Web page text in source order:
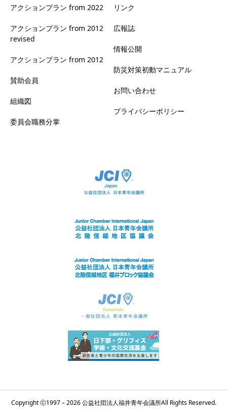
アクションプラン from 2022
アクションプラン from 2012
revised
アクションプラン from 2012
賛助会員
組織図
委員会職務分掌
リンク
広報誌
情報公開
防災対策初動マニュアル
お問い合わせ
プライバシーポリシー
Copyright ⓒ1997 – 2026 公益社団法人福井青年会議所All Rights Reserved.